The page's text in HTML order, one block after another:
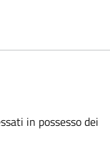
in possesso dei